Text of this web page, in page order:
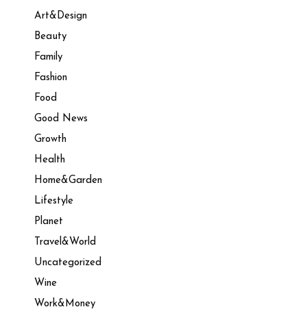
Art&Design
Beauty
Family
Fashion
Food
Good News
Growth
Health
Home&Garden
Lifestyle
Planet
Travel&World
Uncategorized
Wine
Work&Money